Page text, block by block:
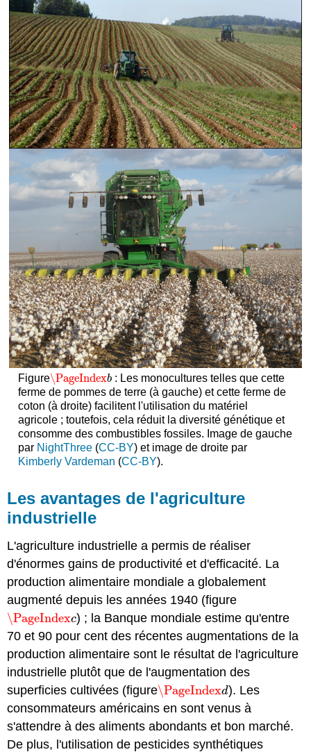
Figure\PageIndexb
\PageIndexb : Les monocultures telles que cette
ferme de pommes de terre (à gauche) et cette ferme de
coton (à droite) facilitent l'utilisation du matériel
agricole ; toutefois, cela réduit la diversité génétique et
consomme des combustibles fossiles. Image de gauche
par NightThree(CC-BY) et image de droite par
Kimberly Vardeman (CC-BY).
Les avantages de l'agriculture
industrielle
L'agriculture industrielle a permis de réaliser
d'énormes gains de productivité et d'efficacité. La
production alimentaire mondiale a globalement
augmenté depuis les années 1940 (figure
\PageIndexc
\PageIndexc) ; la Banque mondiale estime qu'entre
70 et 90 pour cent des récentes augmentations de la
production alimentaire sont le résultat de l'agriculture
industrielle plutôt que de l'augmentation des
superficies cultivées (figure\PageIndexd
\PageIndexd). Les
consommateurs américains en sont venus à
s'attendre à des aliments abondants et bon marché.
De plus, l'utilisation de pesticides synthétiques